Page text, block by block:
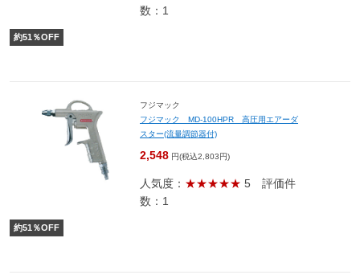
数：1
約51 ％OFF
フジマック
フジマック MD-100HPR 高圧用エアーダ
スター(流量調節器付)
2,548 円(税込2,803円)
人気度： ★★★★★ 5 評価件
数：1
約51 ％OFF